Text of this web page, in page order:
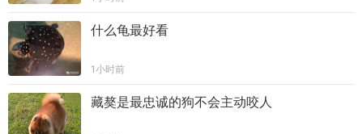
什么龟最好看
1小时前
藏獒是最忠诚的狗不会主动咬人